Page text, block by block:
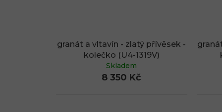
granát a vltavín - zlatý přívěsek -
kolečko (U4-1319V)
Skladem
8 350 Kč